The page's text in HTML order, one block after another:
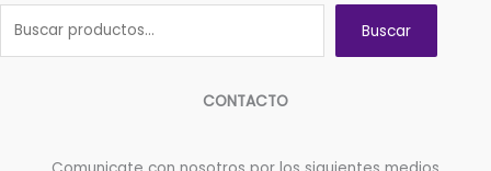
Buscar
CONTACTO